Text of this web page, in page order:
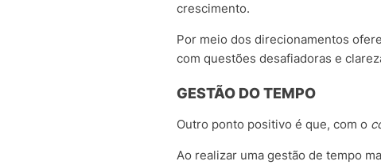
crescimento.
Por meio dos direcionamentos
com questões desafiadoras e
GESTÃO DO TEMPO
Outro ponto positivo é que, com o
Ao realizar uma gestão de tempo